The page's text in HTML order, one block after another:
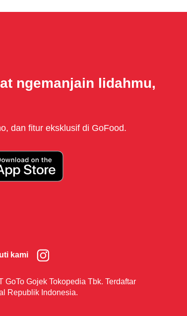
ngemanjain lidahmu,
dan fitur eksklusif di GoFood.
kami
Gojek Tokopedia Tbk. Terdaftar
Republik Indonesia.